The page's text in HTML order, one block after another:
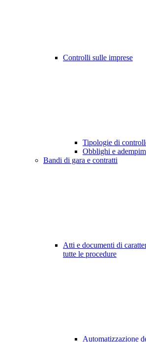
Controlli sulle imprese
Tipologie di
Obblighi e
Bandi di gara e contratti
Atti e documenti di
tutte le procedure
Automatizzazione